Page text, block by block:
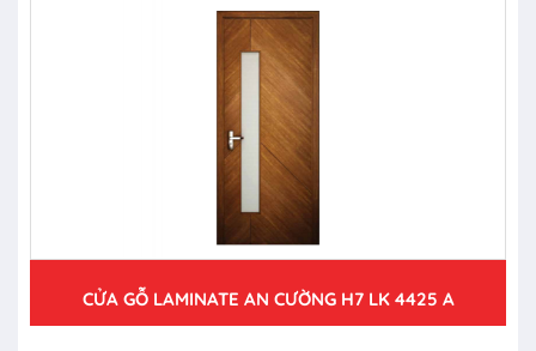
CỬA GỖ LAMINATE AN CƯỜNG H7 LK 4425 A